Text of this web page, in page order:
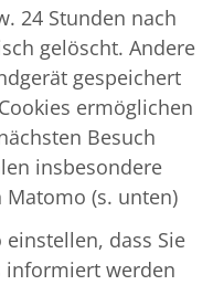
24 Stunden nach
gelöscht. Andere
gespeichert
ermöglichen
Besuch
insbesondere
Matomo (s. unten)
dass Sie
informiert werden